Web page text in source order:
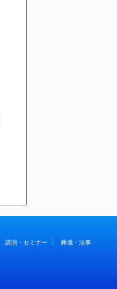
講演・セミナー 葬儀・法事